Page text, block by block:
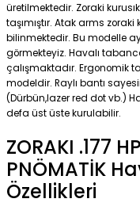
üretilmektedir. Zoraki
taşımıştır. Atak arms
bilinmektedir. Bu modelle
görmekteyiz. Havalı
çalışmaktadır. Ergonomik
modeldir. Raylı bantı
(Dürbün,lazer red dot vb.)
defa üst üste kurulabilir.
ZORAKI .177
PNÖMATİK
Özellikleri